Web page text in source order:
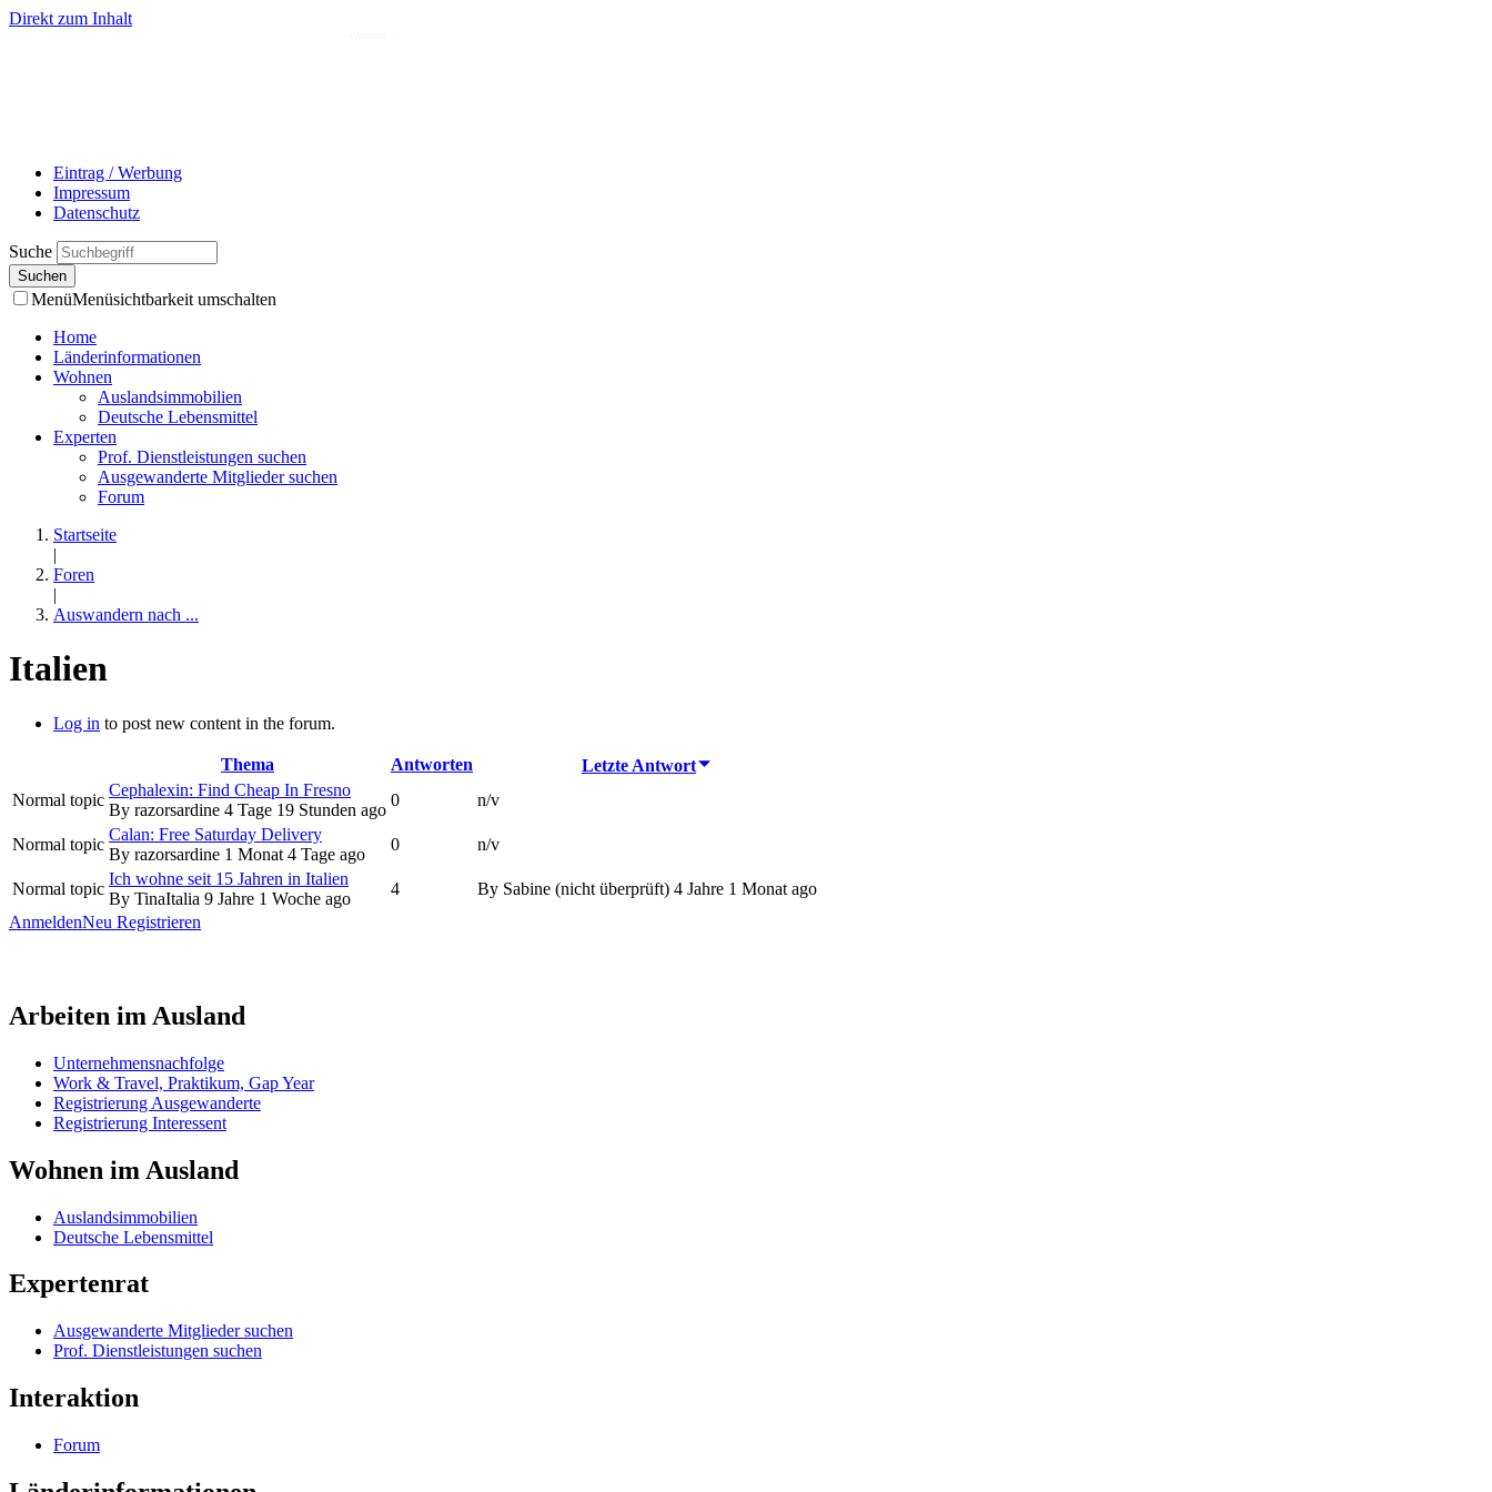
Direkt zum Inhalt
Eintrag / Werbung
Impressum
Datenschutz
Suche
MenüMenüsichtbarkeit umschalten
Home
Länderinformationen
Wohnen
Auslandsimmobilien
Deutsche Lebensmittel
Experten
Prof. Dienstleistungen suchen
Ausgewanderte Mitglieder suchen
Forum
Startseite
|
Foren
|
Auswandern nach ...
Italien
Log in to post new content in the forum.
Thema Antworten
Letzte Antwort
Normal topic
Cephalexin: Find Cheap In Fresno
By razorsardine 4 Tage 19 Stunden ago
0 n/v
Normal topic
Calan: Free Saturday Delivery
By razorsardine 1 Monat 4 Tage ago
0 n/v
Normal topic
Ich wohne seit 15 Jahren in Italien
By TinaItalia 9 Jahre 1 Woche ago
4 By Sabine (nicht überprüft) 4 Jahre 1 Monat ago
AnmeldenNeu Registrieren
Arbeiten im Ausland
Unternehmensnachfolge
Work & Travel, Praktikum, Gap Year
Registrierung Ausgewanderte
Registrierung Interessent
Wohnen im Ausland
Auslandsimmobilien
Deutsche Lebensmittel
Expertenrat
Ausgewanderte Mitglieder suchen
Prof. Dienstleistungen suchen
Interaktion
Forum